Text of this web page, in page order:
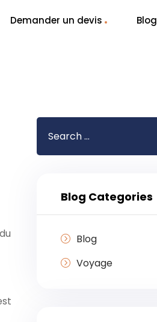
Demander un devis Blog
Blog Categories
Blog
Voyage